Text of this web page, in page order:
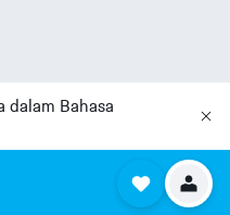
dalam Bahasa